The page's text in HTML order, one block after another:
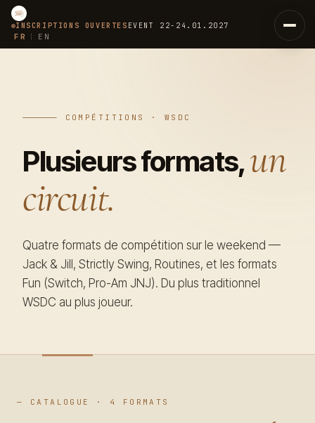
INSCRIPTIONS OUVERTES EVENT 22-24.01.2027
FR EN
Concept
02 Le Passeport
Équipe
03 Coachs
07 Juges
08 Organisateurs
Intensives
— COMPÉTITIONS · WSDC
Plusieurs formats,un
circuit.
Quatre formats de compétition sur le weekend —
Jack & Jill, Strictly Swing, Routines, et les formats
Fun (Switch, Pro-Am JNJ). Du plus traditionnel
WSDC au plus joueur.
— CATALOGUE · 4 FORMATS